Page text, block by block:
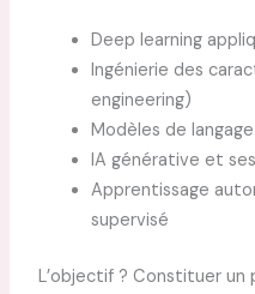
Deep learning
Ingénierie des
engineering)
Modèles de
IA générative et
Apprentissage
supervisé
L’objectif ? Constituer